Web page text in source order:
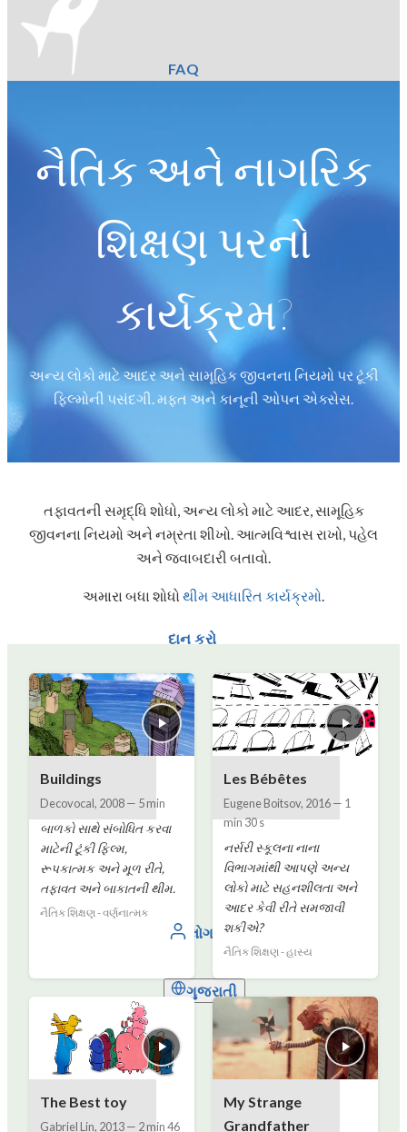
FAQ
દાન કરો
લોગ ઇન કરો
ગુજરાતી
નૈતિક અને નાગરિક
શિક્ષણ પરનો
કાર્યક્રમ?
અન્ય લોકો માટે આદર અને સામૂહિક જીવનના નિયમો પર ટૂંકી
ફિલ્મોની પસંદગી. મફત અને કાનૂની ઓપન એક્સેસ.
તફાવતની સમૃદ્ધિ શોધો, અન્ય લોકો માટે આદર, સામૂહિક
જીવનના નિયમો અને નમ્રતા શીખો. આત્મવિશ્વાસ રાખો, પહેલ
અને જવાબદારી બતાવો.
અમારા બધા શોધોથીમ આધારિત કાર્યક્રમો.
Buildings
Decovocal, 2008— 5 min
બાળકો સાથે સંબોધિત કરવા
માટેની ટૂંકી ફિલ્મ,
રૂપકાત્મક અને મૂળ રીતે,
તફાવત અને બાકાતની થીમ.
નૈતિક શિક્ષણ - વર્ણનાત્મક
Les Bébêtes
Eugene Boitsov, 2016— 1
min 30 s
નર્સરી સ્કૂલના નાના
વિભાગમાંથી આપણે અન્ય
લોકો માટે સહનશીલતા અને
આદર કેવી રીતે સમજાવી
શકીએ?
નૈતિક શિક્ષણ - હાસ્ય
The Best toy
Gabriel Lin, 2013— 2 min 46
My Strange
Grandfather